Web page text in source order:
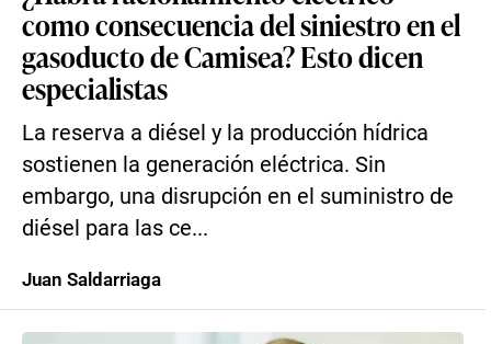
como consecuencia del siniestro en el
gasoducto de Camisea? Esto dicen
especialistas
La reserva a diésel y la producción hídrica
sostienen la generación eléctrica. Sin
embargo, una disrupción en el suministro de
diésel para las ce...
Juan Saldarriaga